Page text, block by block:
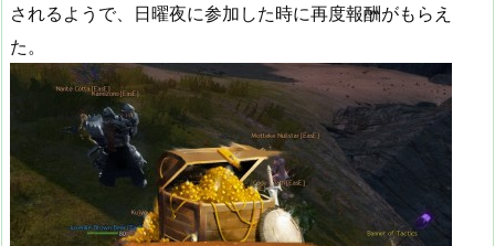
されるようで、日曜夜に参加した時に再度報酬がもらえ
た。